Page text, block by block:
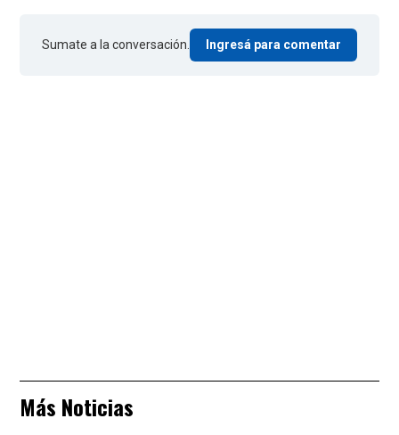
Sumate a la conversación. Ingresá para comentar
Más Noticias